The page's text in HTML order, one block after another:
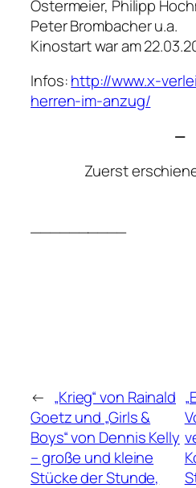
Ostermeier, Philipp
Peter Brombacher u.a.
Kinostart war am
Infos:http://www.x-
herren-im-anzug/
—
Zuerst
← „Krieg“ von Rainald
Goetz und „Girls &
Boys“ von Dennis Kelly
– große und kleine
Stücke der Stunde,